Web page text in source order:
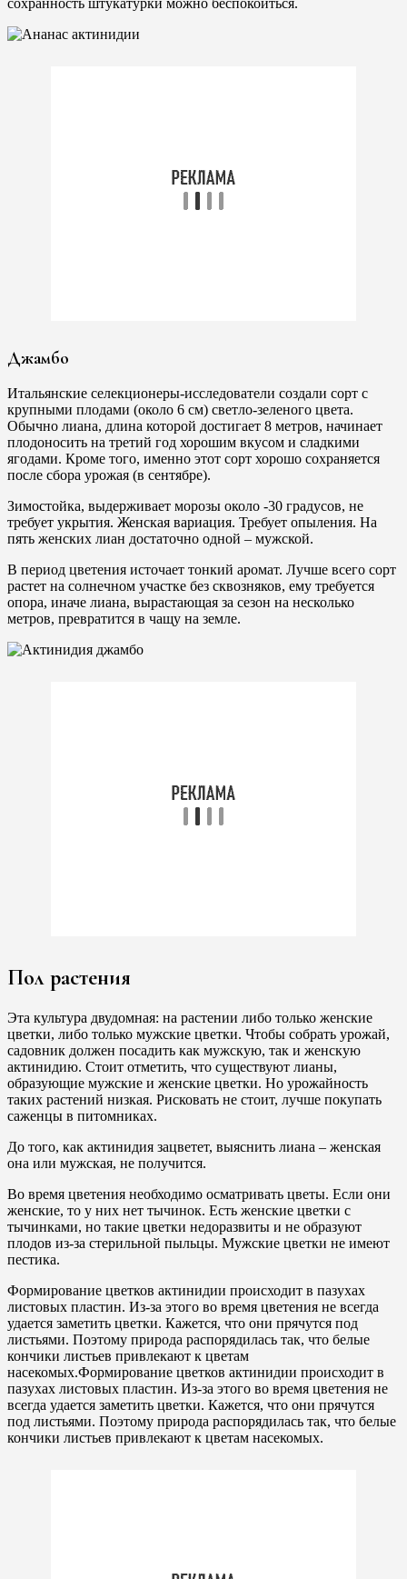
сохранность штукатурки можно беспокоиться.
Джамбо
Итальянские селекционеры-исследователи создали сорт с
крупными плодами (около 6 см) светло-зеленого цвета.
Обычно лиана, длина которой достигает 8 метров, начинает
плодоносить на третий год хорошим вкусом и сладкими
ягодами. Кроме того, именно этот сорт хорошо сохраняется
после сбора урожая (в сентябре).
Зимостойка, выдерживает морозы около -30 градусов, не
требует укрытия. Женская вариация. Требует опыления. На
пять женских лиан достаточно одной – мужской.
В период цветения источает тонкий аромат. Лучше всего сорт
растет на солнечном участке без сквозняков, ему требуется
опора, иначе лиана, вырастающая за сезон на несколько
метров, превратится в чащу на земле.
Пол растения
Эта культура двудомная: на растении либо только женские
цветки, либо только мужские цветки. Чтобы собрать урожай,
садовник должен посадить как мужскую, так и женскую
актинидию. Стоит отметить, что существуют лианы,
образующие мужские и женские цветки. Но урожайность
таких растений низкая. Рисковать не стоит, лучше покупать
саженцы в питомниках.
До того, как актинидия зацветет, выяснить лиана – женская
она или мужская, не получится.
Во время цветения необходимо осматривать цветы. Если они
женские, то у них нет тычинок. Есть женские цветки с
тычинками, но такие цветки недоразвиты и не образуют
плодов из-за стерильной пыльцы. Мужские цветки не имеют
пестика.
Формирование цветков актинидии происходит в пазухах
листовых пластин. Из-за этого во время цветения не всегда
удается заметить цветки. Кажется, что они прячутся под
листьями. Поэтому природа распорядилась так, что белые
кончики листьев привлекают к цветам
насекомых.Формирование цветков актинидии происходит в
пазухах листовых пластин. Из-за этого во время цветения не
всегда удается заметить цветки. Кажется, что они прячутся
под листьями. Поэтому природа распорядилась так, что белые
кончики листьев привлекают к цветам насекомых.